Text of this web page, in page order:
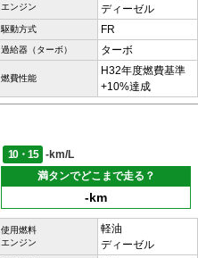
エンジン
ディーゼル
駆動方式 FR
過給器（ターボ） ターボ
燃費性能
H32年度燃費基準
+10%達成
10・15
-km/L
満タンでどこまで走る？
-km
使用燃料
エンジン
軽油
ディーゼル